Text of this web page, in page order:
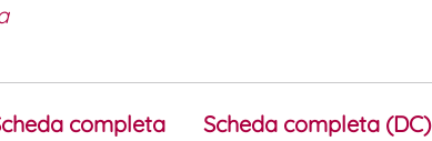
completa Scheda completa (DC)